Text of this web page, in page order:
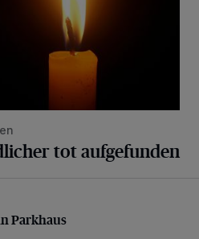
tot aufgefunden
Parkhaus
Parkhaus